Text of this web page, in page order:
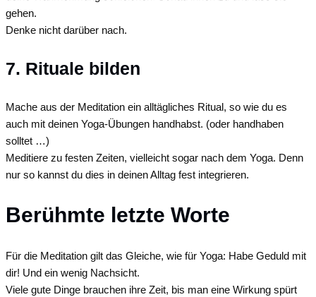
gehen.
Denke nicht darüber nach.
7. Rituale bilden
Mache aus der Meditation ein alltägliches Ritual, so wie du es
auch mit deinen Yoga-Übungen handhabst. (oder handhaben
solltet …)
Meditiere zu festen Zeiten, vielleicht sogar nach dem Yoga. Denn
nur so kannst du dies in deinen Alltag fest integrieren.
Berühmte letzte Worte
Für die Meditation gilt das Gleiche, wie für Yoga: Habe Geduld mit
dir! Und ein wenig Nachsicht.
Viele gute Dinge brauchen ihre Zeit, bis man eine Wirkung spürt